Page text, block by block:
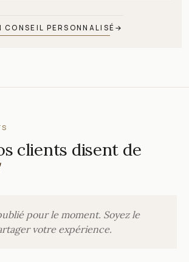
CONSEIL PERSONNALISÉ →
clients disent de
pour le moment. Soyez le
votre expérience.